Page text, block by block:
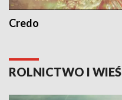
Credo
ROLNICTWO I WIEŚ